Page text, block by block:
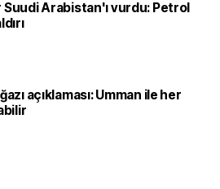
Arabistan'ı vurdu: Petrol
açıklaması: Umman ile her